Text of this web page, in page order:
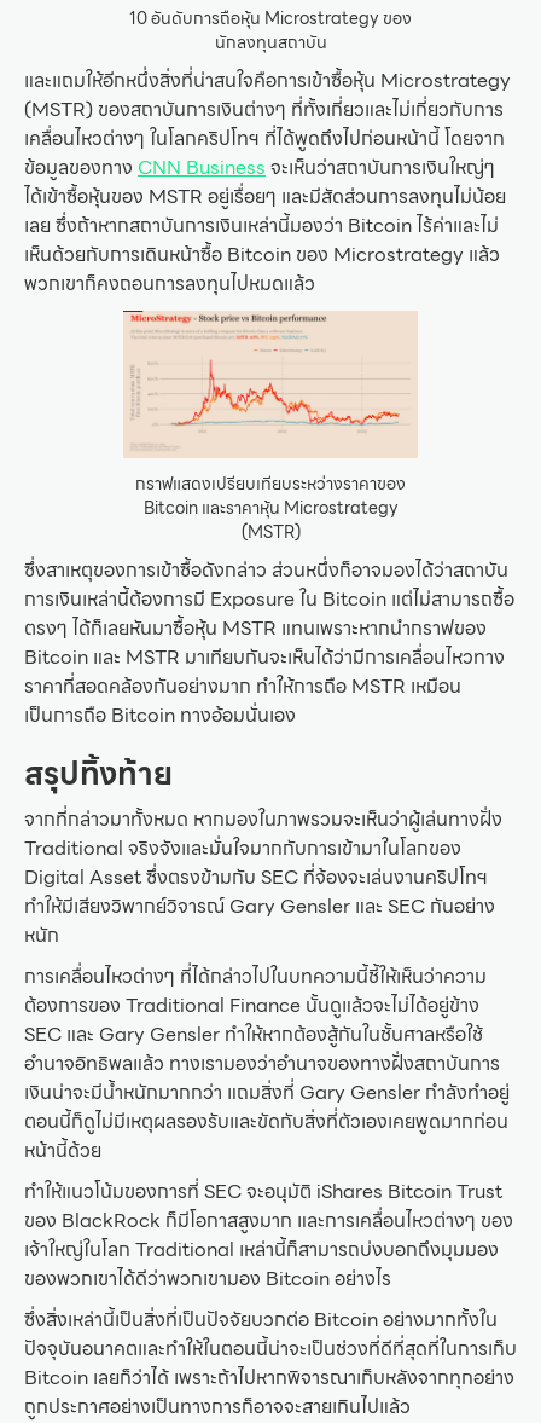
10 อันดับการถือหุ้น Microstrategy ของ
นักลงทุนสถาบัน
และแถมให้อีกหนึ่งสิ่งที่น่าสนใจคือการเข้าซื้อหุ้น Microstrategy
(MSTR) ของสถาบันการเงินต่างๆ ที่ทั้งเกี่ยวและไม่เกี่ยวกับการ
เคลื่อนไหวต่างๆ ในโลกคริปโทฯ ที่ได้พูดถึงไปก่อนหน้านี้ โดยจาก
ข้อมูลของทาง CNN Business จะเห็นว่าสถาบันการเงินใหญ่ๆ
ได้เข้าซื้อหุ้นของ MSTR อยู่เรื่อยๆ และมีสัดส่วนการลงทุนไม่น้อย
เลย ซึ่งถ้าหากสถาบันการเงินเหล่านี้มองว่า Bitcoin ไร้ค่าและไม่
เห็นด้วยกับการเดินหน้าซื้อ Bitcoin ของ Microstrategy แล้ว
พวกเขาก็คงถอนการลงทุนไปหมดแล้ว
กราฟแสดงเปรียบเทียบระหว่างราคาของ
Bitcoin และราคาหุ้น Microstrategy
(MSTR)
ซึ่งสาเหตุของการเข้าซื้อดังกล่าว ส่วนหนึ่งก็อาจมองได้ว่าสถาบัน
การเงินเหล่านี้ต้องการมี Exposure ใน Bitcoin แต่ไม่สามารถซื้อ
ตรงๆ ได้ก็เลยหันมาซื้อหุ้น MSTR แทนเพราะหากนำกราฟของ
Bitcoin และ MSTR มาเทียบกันจะเห็นได้ว่ามีการเคลื่อนไหวทาง
ราคาที่สอดคล้องกันอย่างมาก ทำให้การถือ MSTR เหมือน
เป็นการถือ Bitcoin ทางอ้อมนั่นเอง
สรุปทิ้งท้าย
จากที่กล่าวมาทั้งหมด หากมองในภาพรวมจะเห็นว่าผู้เล่นทางฝั่ง
Traditional จริงจังและมั่นใจมากกับการเข้ามาในโลกของ
Digital Asset ซึ่งตรงข้ามกับ SEC ที่จ้องจะเล่นงานคริปโทฯ
ทำให้มีเสียงวิพากย์วิจารณ์ Gary Gensler และ SEC กันอย่าง
หนัก
การเคลื่อนไหวต่างๆ ที่ได้กล่าวไปในบทความนี้ชี้ให้เห็นว่าความ
ต้องการของ Traditional Finance นั้นดูแล้วจะไม่ได้อยู่ข้าง
SEC และ Gary Gensler ทำให้หากต้องสู้กันในชั้นศาลหรือใช้
อำนาจอิทธิพลแล้ว ทางเรามองว่าอำนาจของทางฝั่งสถาบันการ
เงินน่าจะมีน้ำหนักมากกว่า แถมสิ่งที่ Gary Gensler กำลังทำอยู่
ตอนนี้ก็ดูไม่มีเหตุผลรองรับและขัดกับสิ่งที่ตัวเองเคยพูดมากก่อน
หน้านี้ด้วย
ทำให้แนวโน้มของการที่ SEC จะอนุมัติ iShares Bitcoin Trust
ของ BlackRock ก็มีโอกาสสูงมาก และการเคลื่อนไหวต่างๆ ของ
เจ้าใหญ่ในโลก Traditional เหล่านี้ก็สามารถบ่งบอกถึงมุมมอง
ของพวกเขาได้ดีว่าพวกเขามอง Bitcoin อย่างไร
ซึ่งสิ่งเหล่านี้เป็นสิ่งที่เป็นปัจจัยบวกต่อ Bitcoin อย่างมากทั้งใน
ปัจจุบันอนาคตและทำให้ในตอนนี้น่าจะเป็นช่วงที่ดีที่สุดที่ในการเก็บ
Bitcoin เลยก็ว่าได้ เพราะถ้าไปหากพิจารณาเก็บหลังจากทุกอย่าง
ถูกประกาศอย่างเป็นทางการก็อาจจะสายเกินไปแล้ว